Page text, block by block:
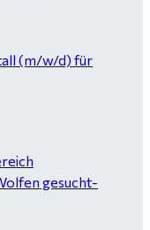
(m/w/d) für
gesucht-